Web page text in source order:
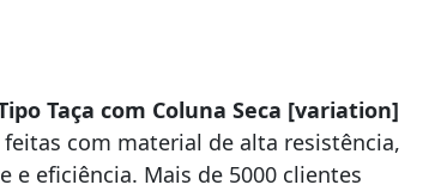
Taça com Coluna Seca [variation]
feitas com material de alta resistência,
e eficiência. Mais de 5000 clientes